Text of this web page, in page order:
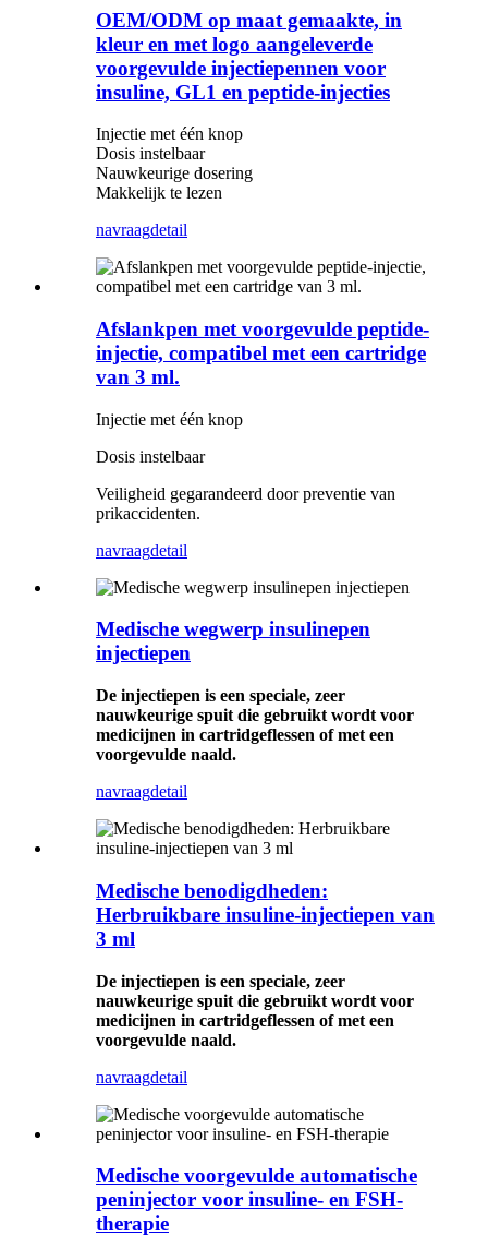
OEM/ODM op maat gemaakte, in
kleur en met logo aangeleverde
voorgevulde injectiepennen voor
insuline, GL1 en peptide-injecties
Injectie met één knop
Dosis instelbaar
Nauwkeurige dosering
Makkelijk te lezen
navraagdetail
Afslankpen met voorgevulde peptide-
injectie, compatibel met een cartridge
van 3 ml.
Injectie met één knop
Dosis instelbaar
Veiligheid gegarandeerd door preventie van
prikaccidenten.
navraagdetail
Medische wegwerp insulinepen
injectiepen
De injectiepen is een speciale, zeer
nauwkeurige spuit die gebruikt wordt voor
medicijnen in cartridgeflessen of met een
voorgevulde naald.
navraagdetail
Medische benodigdheden:
Herbruikbare insuline-injectiepen van
3 ml
De injectiepen is een speciale, zeer
nauwkeurige spuit die gebruikt wordt voor
medicijnen in cartridgeflessen of met een
voorgevulde naald.
navraagdetail
Medische voorgevulde automatische
peninjector voor insuline- en FSH-
therapie